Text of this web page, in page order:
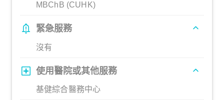
MBChB (CUHK)
緊急服務
沒有
使用醫院或其他服務
基健綜合醫務中心